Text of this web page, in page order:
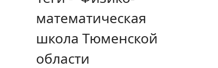
математическая
школа Тюменской
области